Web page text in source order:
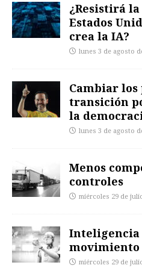
¿Resistirá
Estados
crea la IA?
lunes 3 de agosto
Cambiar los
transición
la
lunes 3 de agosto
Menos
controles
miércoles 29 de
miércoles 29 de